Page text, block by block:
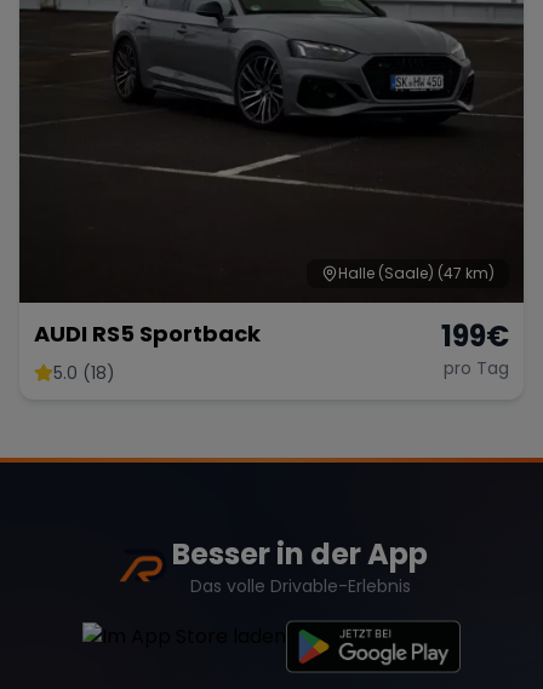
Halle (Saale) (47 km)
AUDI RS5 Sportback
5.0 (18)
199€
pro Tag
Besser in der App
Das volle Drivable-Erlebnis